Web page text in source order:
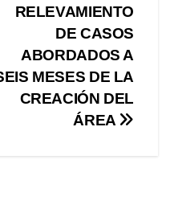
RELEVAMIENTO
DE CASOS
ABORDADOS A
MESES DE LA
CREACIÓN DEL
ÁREA